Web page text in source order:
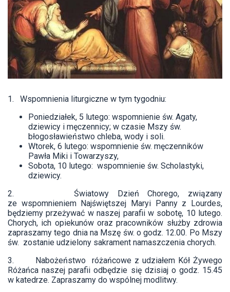
1. Wspomnienia liturgiczne w tym tygodniu:
Poniedziałek, 5 lutego: wspomnienie św. Agaty,
dziewicy i męczennicy; w czasie Mszy św.
błogosławieństwo chleba, wody i soli.
Wtorek, 6 lutego: wspomnienie św. męczenników
Pawła Miki i Towarzyszy,
Sobota, 10 lutego: wspomnienie św. Scholastyki,
dziewicy.
2. Światowy Dzień Chorego, związany
ze wspomnieniem Najświętszej Maryi Panny z Lourdes,
będziemy przeżywać w naszej parafii w sobotę, 10 lutego.
Chorych, ich opiekunów oraz pracowników służby zdrowia
zapraszamy tego dnia na Mszę św. o godz. 12.00. Po Mszy
św. zostanie udzielony sakrament namaszczenia chorych.
3. Nabożeństwo różańcowe z udziałem Kół Żywego
Różańca naszej parafii odbędzie się dzisiaj o godz. 15.45
w katedrze. Zapraszamy do wspólnej modlitwy.